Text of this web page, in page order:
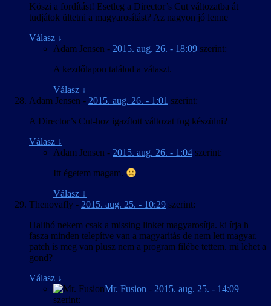
Köszi a fordítást! Esetleg a Director’s Cut változatba át
tudjátok ültetni a magyarosítást? Az nagyon jó lenne
Válasz ↓
Adam Jensen - 2015. aug. 26. - 18:09 szerint:
A kezdőlapon találod a választ.
Válasz ↓
Adam Jensen - 2015. aug. 26. - 1:01 szerint:
A Director’s Cut-hoz igazított változat fog készülni?
Válasz ↓
Adam Jensen - 2015. aug. 26. - 1:04 szerint:
Itt égetem magam.
Válasz ↓
Thenovafly - 2015. aug. 25. - 10:29 szerint:
Halihó nekem csak a missing linket magyarosítja. ki írja h
fasza minden telepítve van a magyaritás de nem lett magyar.
patch is meg van plusz nem a program filébe tettem. mi lehet a
gond?
Válasz ↓
Mr. Fusion - 2015. aug. 25. - 14:09
szerint: